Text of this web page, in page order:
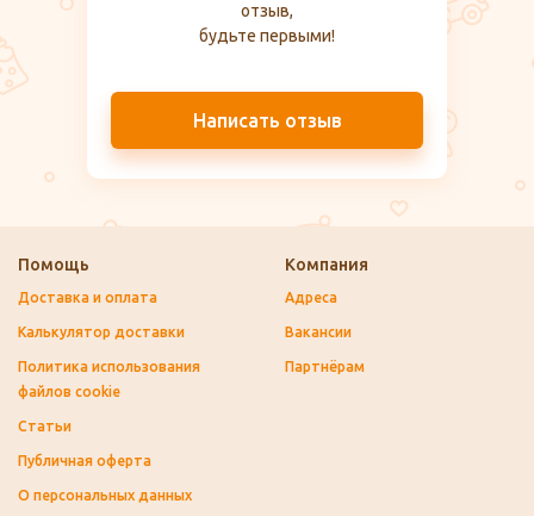
отзыв,
будьте первыми!
Написать отзыв
Помощь
Доставка и оплата
Калькулятор доставки
Политика использования
файлов cookie
Статьи
Публичная оферта
О персональных данных
Компания
Адреса
Вакансии
Партнёрам